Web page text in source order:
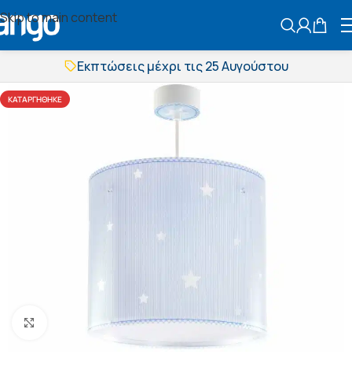
Skip to main content
Εκπτώσεις μέχρι τις 25 Αυγούστου
Δωρεάν μεταφορικά
BOXNOW αποστολή
Άμεση παράδοση
Δωρεάν μεταφορικά
BOXNOW αποστολή
Άμεση παράδοση
ΚΑΤΑΡΓΉΘΗΚΕ
Πατήστε για μεγέθυνση